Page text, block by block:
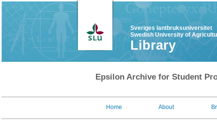
Sveriges lantbruksuniversitet
Swedish University of
Library
Epsilon Archive for Student
Home About